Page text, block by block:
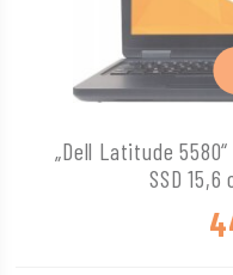
„Dell Latitude
SSD 15,6